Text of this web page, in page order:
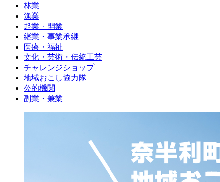
林業
漁業
起業・開業
継業・事業承継
医療・福祉
文化・芸術・伝統工芸
チャレンジショップ
地域おこし協力隊
公的機関
副業・兼業